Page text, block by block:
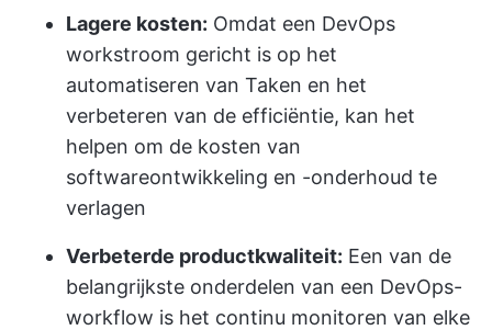
Lagere kosten: Omdat een DevOps
workstroom gericht is op het
automatiseren van Taken en het
verbeteren van de efficiëntie, kan het
helpen om de kosten van
softwareontwikkeling en -onderhoud te
verlagen
Verbeterde productkwaliteit: Een van de
belangrijkste onderdelen van een DevOps-
workflow is het continu monitoren van elke